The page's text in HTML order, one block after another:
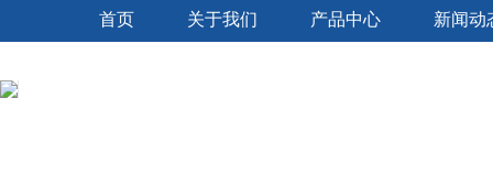
首页 关于我们 产品中心 新闻动